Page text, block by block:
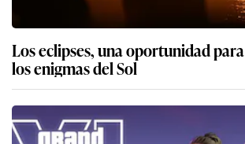
Los eclipses, una oportunidad
los enigmas del Sol